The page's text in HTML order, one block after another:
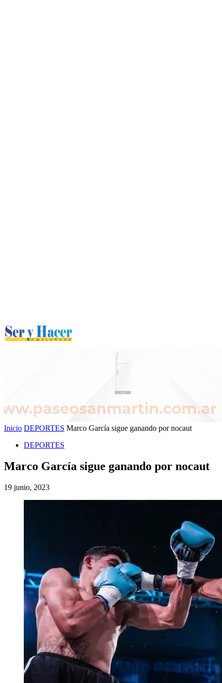
Inicio DEPORTES Marco García sigue ganando por nocaut
DEPORTES
Marco García sigue ganando por nocaut
19 junio, 2023